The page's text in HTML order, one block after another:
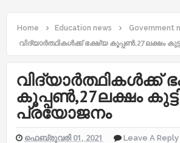
Home Education news
Government
വിദ്യാർത്ഥികൾക്ക് ഭക്ഷ്യ കൂപ്പൺ,27ലക്ഷം
വിദ്യാർത്ഥികൾക്ക്
കൂപ്പൺ,27ലക്ഷം
പ്രയോജനം
ഫെബ്രുവരി 01, 2021 Leave A Reply